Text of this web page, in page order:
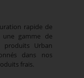
rapide de
une gamme de
produits Urban
dans nos
frais.